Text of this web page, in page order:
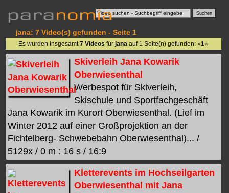
jana: 7 Video(s) gefunden - Seite 1
Es wurden insgesamt7 Videos fürjana auf 1 Seite(n) gefunden: »1«
Skiverleih Jana Kowarik
Oberwiesenthal
Werbespot für Skiverleih,
Skischule und Sportfachgeschäft
Jana Kowarik im Kurort Oberwiesenthal. (Lief im
Winter 2012 auf einer Großprojektion an der
Fichtelberg- Schwebebahn Oberwiesenthal)... /
5129x / 0 m : 16 s / 16:9
Kletterevents im Hochseilgarten
Oberwiesenthal mit Jana